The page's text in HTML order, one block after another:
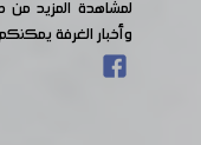
لمشاهدة المزيد من
وأخبار الغرفة